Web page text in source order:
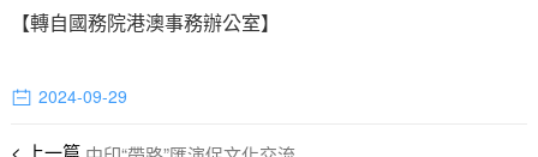
【轉自國務院港澳事務辦公室】
2024-09-29